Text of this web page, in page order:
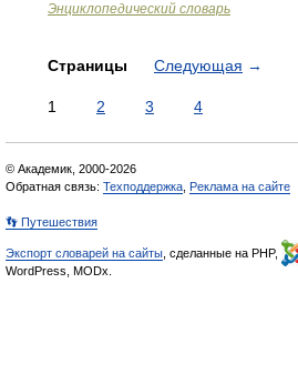
Энциклопедический словарь
Страницы Следующая →
1 2 3 4
© Академик, 2000-2026
Обратная связь: Техподдержка Реклама на сайте
👣 Путешествия
Экспорт словарей на сайты , сделанные на PHP,
WordPress, MODx.